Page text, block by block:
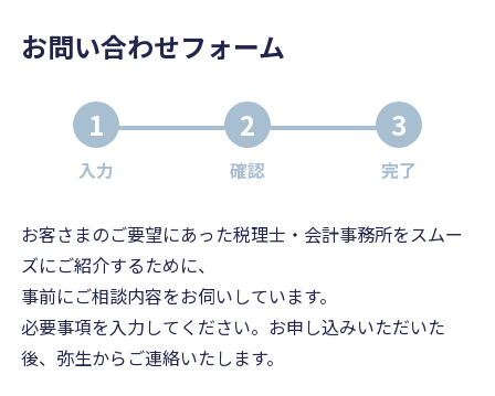
お問い合わせフォーム
1
入力
2
確認
3
完了
お客さまのご要望にあった税理士・会計事務所をスムー
ズにご紹介するために、
事前にご相談内容をお伺いしています。
必要事項を入力してください。お申し込みいただいた
後、弥生からご連絡いたします。